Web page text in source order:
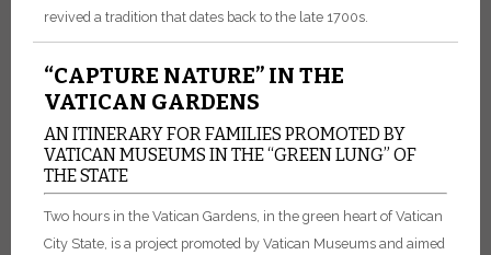
revived a tradition that dates back to the late 1700s.
“CAPTURE NATURE” IN THE
VATICAN GARDENS
AN ITINERARY FOR FAMILIES PROMOTED BY
VATICAN MUSEUMS IN THE “GREEN LUNG” OF
THE STATE
Two hours in the Vatican Gardens, in the green heart of Vatican
City State, is a project promoted by Vatican Museums and aimed